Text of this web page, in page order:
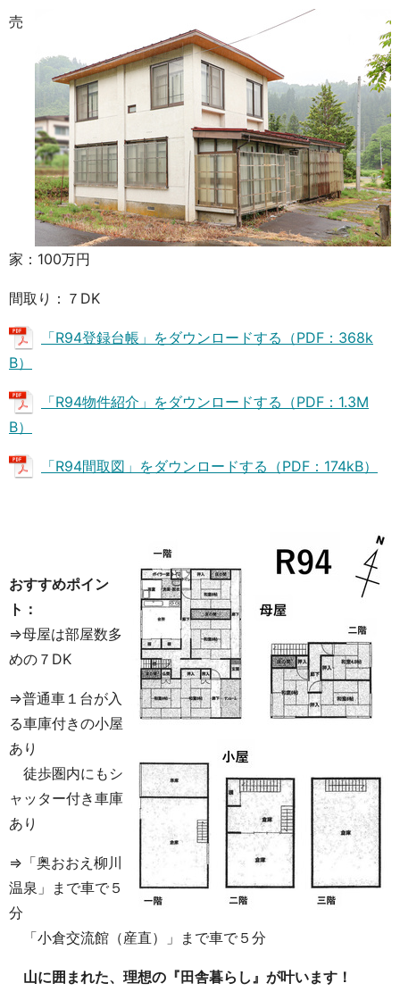
売
家：100万円
間取り：７DK
「R94登録台帳」をダウンロードする（PDF：368k
B）
「R94物件紹介」をダウンロードする（PDF：1.3M
B）
「R94間取図」をダウンロードする（PDF：174kB）
おすすめポイン
ト：
⇒母屋は部屋数多
めの７DK
⇒普通車１台が入
る車庫付きの小屋
あり
徒歩圏内にもシ
ャッター付き車庫
あり
⇒「奥おおえ柳川
温泉」まで車で５
分
「小倉交流館（産直）」まで車で５分
山に囲まれた、理想の『田舎暮らし』が叶います！